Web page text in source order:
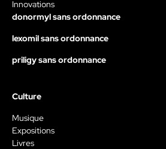
Innovations
donormyl sans ordonnance
lexomil sans ordonnance
priligy sans ordonnance
Culture
Musique
Expositions
Livres